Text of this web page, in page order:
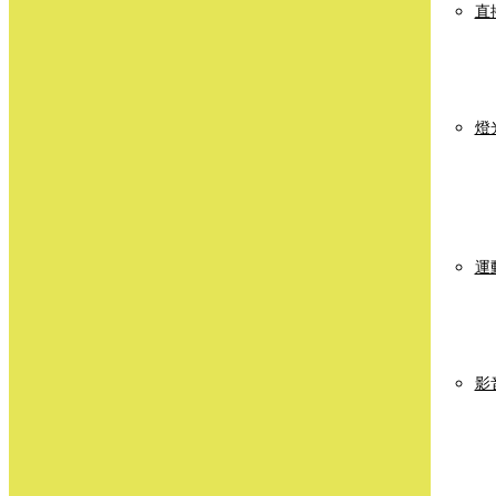
直
燈
運
影